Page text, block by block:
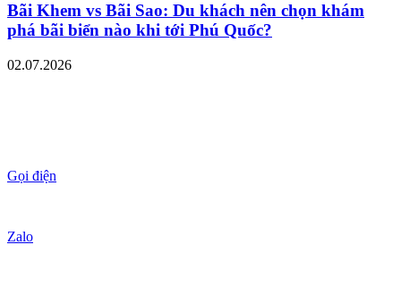
Bãi Khem vs Bãi Sao: Du khách nên chọn khám
phá bãi biển nào khi tới Phú Quốc?
02.07.2026
Gọi điện
Zalo